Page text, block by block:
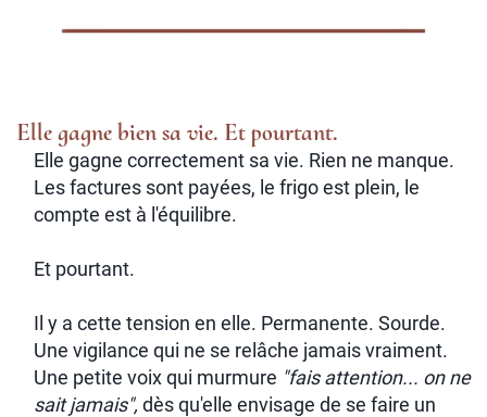
Elle gagne bien sa vie. Et pourtant.
Elle gagne correctement sa vie. Rien ne manque.
Les factures sont payées, le frigo est plein, le
compte est à l'équilibre.
Et pourtant.
Il y a cette tension en elle. Permanente. Sourde.
Une vigilance qui ne se relâche jamais vraiment.
Une petite voix qui murmure "fais attention... on ne
sait jamais", dès qu'elle envisage de se faire un